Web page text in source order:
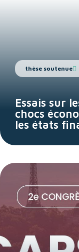
thèse soutenue
Essais sur
chocs
les états